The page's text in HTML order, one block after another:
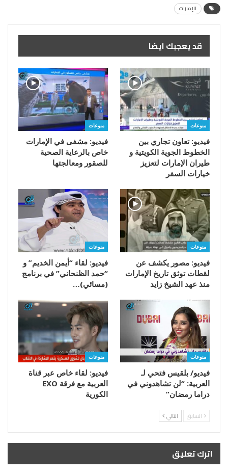
الإمارات
قد يعجبك ايضا
منوعات
فيديو: تعاون تجاري بين
الخطوط الجوية الكويتية و
طيران الإمارات لتعزيز
خيارات السفر
منوعات
فيديو: مشفى في الإمارات
خاص بالرعاية الصحية
للصقور ومعالجتها
منوعات
فيديو: مصور يكشف عن
لقطات توثق تاريخ الإمارات
منذ عهد الشيخ زايد
منوعات
فيديو: لقاء “أيمن الخديم” و
“حمد الظنحاني” في برنامج
(مسائي)…
منوعات
فيديو/ بلقيس فتحي لـ
العربية: “لن تشاهدوني في
دراما رمضان”
منوعات
فيديو: لقاء خاص عبر قناة
العربية مع فرقة EXO
الكورية
السابق التالي
اترك تعليق